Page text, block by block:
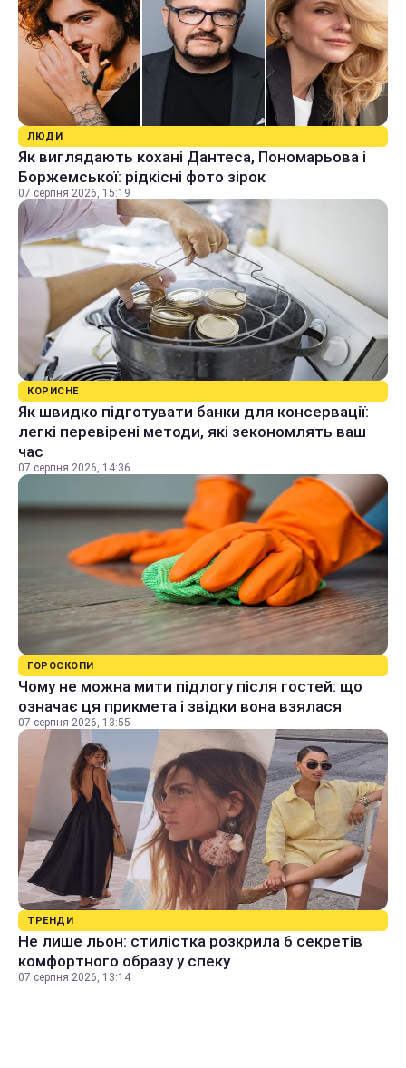
ЛЮДИ
Як виглядають кохані Дантеса, Пономарьова і
Боржемської: рідкісні фото зірок
07 серпня 2026, 15:19
КОРИСНЕ
Як швидко підготувати банки для консервації:
легкі перевірені методи, які зекономлять ваш
час
07 серпня 2026, 14:36
ГОРОСКОПИ
Чому не можна мити підлогу після гостей: що
означає ця прикмета і звідки вона взялася
07 серпня 2026, 13:55
ТРЕНДИ
Не лише льон: стилістка розкрила 6 секретів
комфортного образу у спеку
07 серпня 2026, 13:14